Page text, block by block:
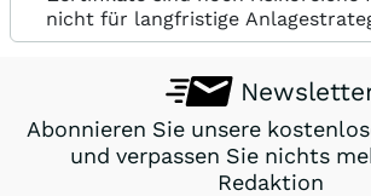
nicht für langfristige
Abonnieren Sie unsere
und verpassen Sie nichts
Redaktion